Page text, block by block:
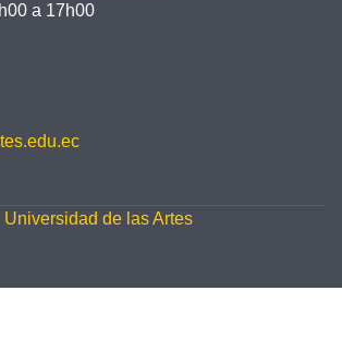
a 17h00
Universidad de las Artes